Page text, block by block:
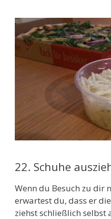
22. Schuhe
Wenn du Besuch zu dir
erwartest du, dass er
ziehst schließlich selbst